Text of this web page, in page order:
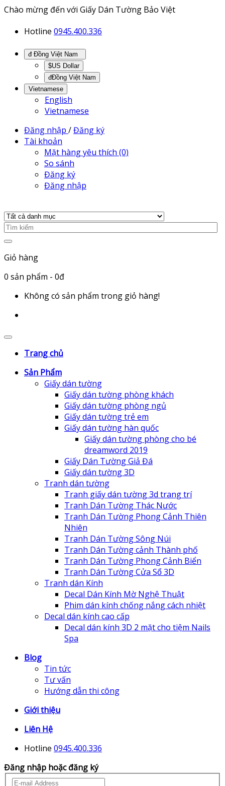
Chào mừng đến với Giấy Dán Tường Bảo Việt
Hotline 0945.400.336
$US Dollar
đĐồng Việt Nam
Vietnamese
English
Vietnamese
Đăng nhập /Đăng ký
Tài khoản
Mặt hàng yêu thích (0)
So sánh
Đăng ký
Đăng nhập
Giỏ hàng
0 sản phẩm - 0đ
Không có sản phẩm trong giỏ hàng!
Trang chủ
Sản Phẩm
Giấy dán tường
Giấy dán tường phòng khách
Giấy dán tường phòng ngủ
Giấy dán tường trẻ em
Giấy dán tường hàn quốc
Giấy dán tường phòng cho bé
dreamword 2019
Giấy Dán Tường Giả Đá
Giấy dán tường 3D
Tranh dán tường
Tranh giấy dán tường 3d trang trí
Tranh Dán Tường Thác Nước
Tranh Dán Tường Phong Cảnh Thiên
Nhiên
Tranh Dán Tường Sông Núi
Tranh Dán Tường cảnh Thành phố
Tranh Dán Tường Phong Cảnh Biển
Tranh Dán Tường Cửa Sổ 3D
Tranh dán Kính
Decal Dán Kính Mờ Nghệ Thuật
Phim dán kính chống nắng cách nhiệt
Decal dán kính cao cấp
Decal dán kính 3D 2 mặt cho tiệm Nails
Spa
Blog
Tin tức
Tư vấn
Hướng dẫn thi công
Giới thiệu
Liên Hệ
Hotline 0945.400.336
Đăng nhập hoặc đăng ký